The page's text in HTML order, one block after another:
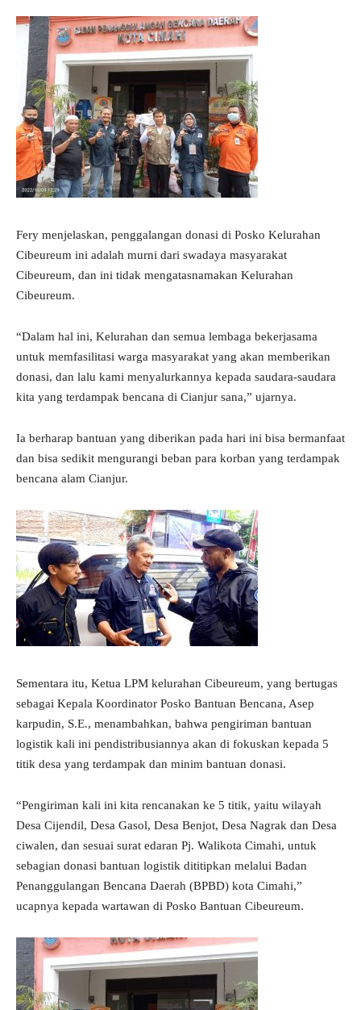
Fery menjelaskan, penggalangan donasi di Posko Kelurahan
Cibeureum ini adalah murni dari swadaya masyarakat
Cibeureum, dan ini tidak mengatasnamakan Kelurahan
Cibeureum.
“Dalam hal ini, Kelurahan dan semua lembaga bekerjasama
untuk memfasilitasi warga masyarakat yang akan memberikan
donasi, dan lalu kami menyalurkannya kepada saudara-saudara
kita yang terdampak bencana di Cianjur sana,” ujarnya.
Ia berharap bantuan yang diberikan pada hari ini bisa bermanfaat
dan bisa sedikit mengurangi beban para korban yang terdampak
bencana alam Cianjur.
Sementara itu, Ketua LPM kelurahan Cibeureum, yang bertugas
sebagai Kepala Koordinator Posko Bantuan Bencana, Asep
karpudin, S.E., menambahkan, bahwa pengiriman bantuan
logistik kali ini pendistribusiannya akan di fokuskan kepada 5
titik desa yang terdampak dan minim bantuan donasi.
“Pengiriman kali ini kita rencanakan ke 5 titik, yaitu wilayah
Desa Cijendil, Desa Gasol, Desa Benjot, Desa Nagrak dan Desa
ciwalen, dan sesuai surat edaran Pj. Walikota Cimahi, untuk
sebagian donasi bantuan logistik dititipkan melalui Badan
Penanggulangan Bencana Daerah (BPBD) kota Cimahi,”
ucapnya kepada wartawan di Posko Bantuan Cibeureum.